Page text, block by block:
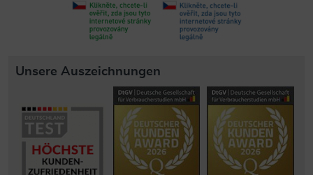
Unsere Auszeichnungen